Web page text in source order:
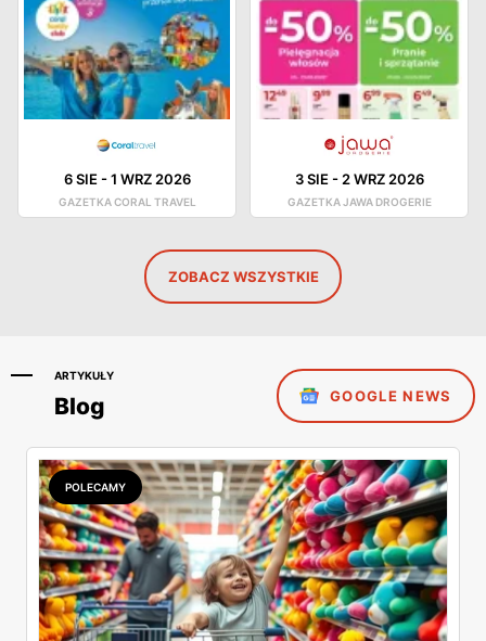
6 SIE-1 WRZ 2026
GAZETKA CORAL TRAVEL
3 SIE-2 WRZ 2026
GAZETKA JAWA DROGERIE
ZOBACZ WSZYSTKIE
ARTYKUŁY
Blog GOOGLE NEWS
POLECAMY